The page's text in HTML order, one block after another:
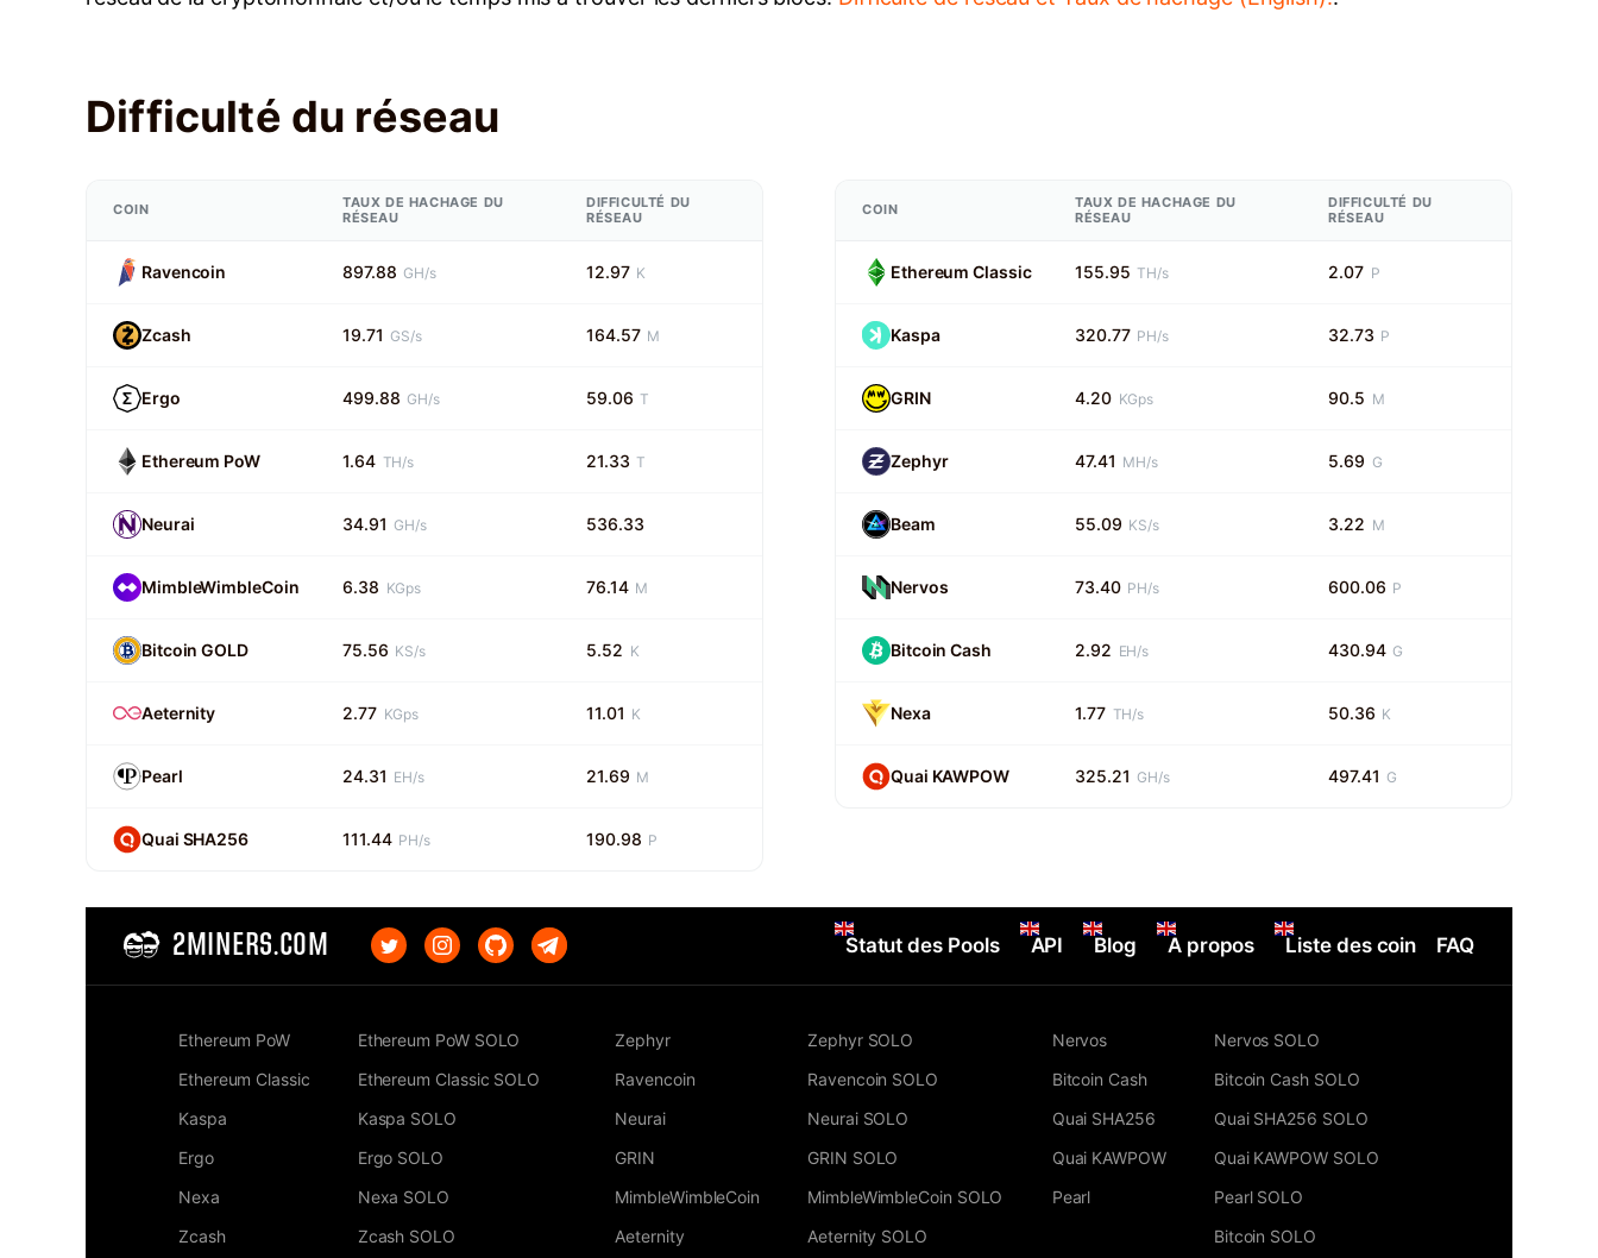
Difficulté du réseau
COIN
TAUX DE HACHAGE DU
RÉSEAU
DIFFICULTÉ DU
RÉSEAU
Ravencoin 897.88 GH/s 12.97 K
Zcash 19.71 GS/s 164.57 M
Ergo 499.88 GH/s 59.06 T
Ethereum PoW 1.64 TH/s 21.33 T
Neurai 34.91 GH/s 536.33
MimbleWimbleCoin 6.38 KGps 76.14 M
Bitcoin GOLD 75.56 KS/s 5.52 K
Aeternity 2.77 KGps 11.01 K
Pearl 24.31 EH/s 21.69 M
Quai SHA256 111.44 PH/s 190.98 P
COIN
TAUX DE HACHAGE DU
RÉSEAU
DIFFICULTÉ DU
RÉSEAU
Ethereum Classic 155.95 TH/s 2.07 P
Kaspa 320.77 PH/s 32.73 P
GRIN 4.20 KGps 90.5 M
Zephyr 47.41 MH/s 5.69 G
Beam 55.09 KS/s 3.22 M
Nervos 73.40 PH/s 600.06 P
Bitcoin Cash 2.92 EH/s 430.94 G
Nexa 1.77 TH/s 50.36 K
Quai KAWPOW 325.21 GH/s 497.41 G
2MINERS.COM Statut des Pools API Blog A propos Liste des coin FAQ
Ethereum PoW
Ethereum Classic
Kaspa
Ergo
Nexa
Zcash
Ethereum PoW SOLO
Ethereum Classic SOLO
Kaspa SOLO
Ergo SOLO
Nexa SOLO
Zcash SOLO
Zephyr
Ravencoin
Neurai
GRIN
MimbleWimbleCoin
Aeternity
Zephyr SOLO
Ravencoin SOLO
Neurai SOLO
GRIN SOLO
MimbleWimbleCoin SOLO
Aeternity SOLO
Nervos
Bitcoin Cash
Quai SHA256
Quai KAWPOW
Pearl
Nervos SOLO
Bitcoin Cash SOLO
Quai SHA256 SOLO
Quai KAWPOW SOLO
Pearl SOLO
Bitcoin SOLO